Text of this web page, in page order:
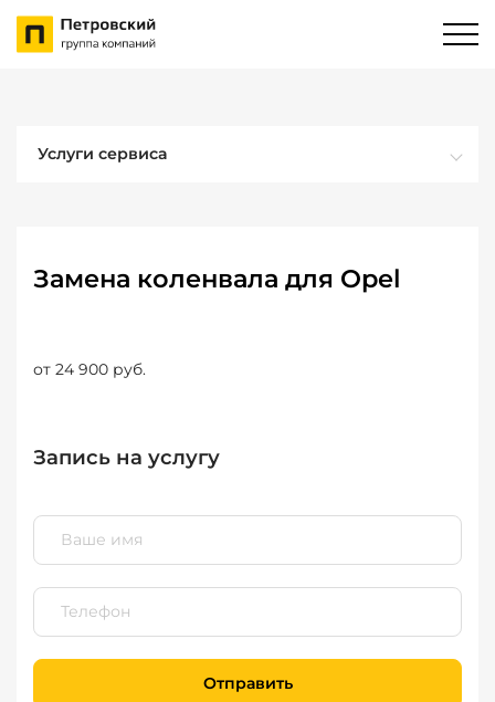
Услуги сервиса
Замена коленвала для Opel
от 24 900 руб.
Запись на услугу
Отправить